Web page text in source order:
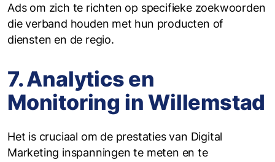
Ads om zich te richten op specifieke zoekwoorden
die verband houden met hun producten of
diensten en de regio.
7. Analytics en
Monitoring in Willemstad
Het is cruciaal om de prestaties van Digital
Marketing inspanningen te meten en te